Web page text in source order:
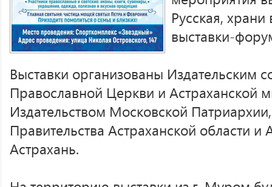
Русская,
выставки-
Выставки организованы Издательским
Православной Церкви и Астраханской
Издательством Московской
Правительства Астраханской области и
Астрахань.